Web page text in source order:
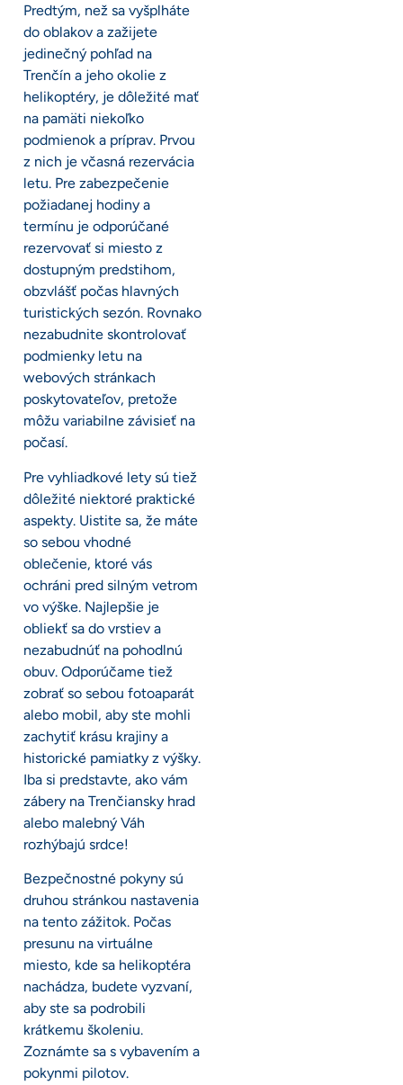
Predtým, než sa vyšplháte
do oblakov a zažijete
jedinečný pohľad na
Trenčín a jeho okolie z
helikoptéry, je dôležité mať
na pamäti niekoľko
podmienok a príprav. Prvou
z nich je včasná rezervácia
letu. Pre zabezpečenie
požiadanej hodiny a
termínu je odporúčané
rezervovať si miesto z
dostupným predstihom,
obzvlášť počas hlavných
turistických sezón. Rovnako
nezabudnite skontrolovať
podmienky letu na
webových stránkach
poskytovateľov, pretože
môžu variabilne závisieť na
počasí.
Pre vyhliadkové lety sú tiež
dôležité niektoré praktické
aspekty. Uistite sa, že máte
so sebou vhodné
oblečenie, ktoré vás
ochráni pred silným vetrom
vo výške. Najlepšie je
obliekť sa do vrstiev a
nezabudnúť na pohodlnú
obuv. Odporúčame tiež
zobrať so sebou fotoaparát
alebo mobil, aby ste mohli
zachytiť krásu krajiny a
historické pamiatky z výšky.
Iba si predstavte, ako vám
zábery na Trenčiansky hrad
alebo malebný Váh
rozhýbajú srdce!
Bezpečnostné pokyny sú
druhou stránkou nastavenia
na tento zážitok. Počas
presunu na virtuálne
miesto, kde sa helikoptéra
nachádza, budete vyzvaní,
aby ste sa podrobili
krátkemu školeniu.
Zoznámte sa s vybavením a
pokynmi pilotov.